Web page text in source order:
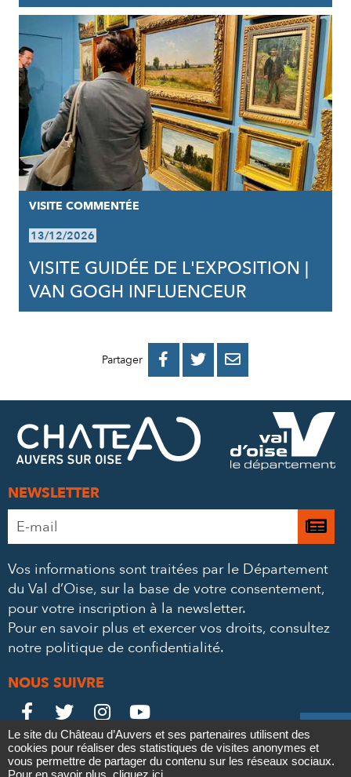
Contact
VISITE COMMENTÉE
13/12/2026
VISITE GUIDÉE DE L'EXPOSITION |
VAN GOGH INFLUENCEUR
Partager 
PARTAGER
FACEBOOK
PARTAGER
PARTAGER
MAIL
NEWSLETTER
Adresse
e-
*
Je
à
Vos informations sont traitées par le Département
du Val d’Oise, sur la base de votre consentement,
pour votre inscription à la newsletter.
Pour en savoir plus et exercer vos droits, consultez
notre politique de confidentialité.
NOUS SUIVRE
Le
Château

Le
Château

Le
Château

Le
Château

Mentions légales Politique de confidentialité
Crédits
Partenaires & Mécènes
Recrutement
Le site du Château d’Auvers et ses partenaires utilisent des
cookies pour réaliser des statistiques de visites anonymes et
vous permettre de partager du contenu sur les réseaux sociaux.
Pour en savoir plus, cliquez ici